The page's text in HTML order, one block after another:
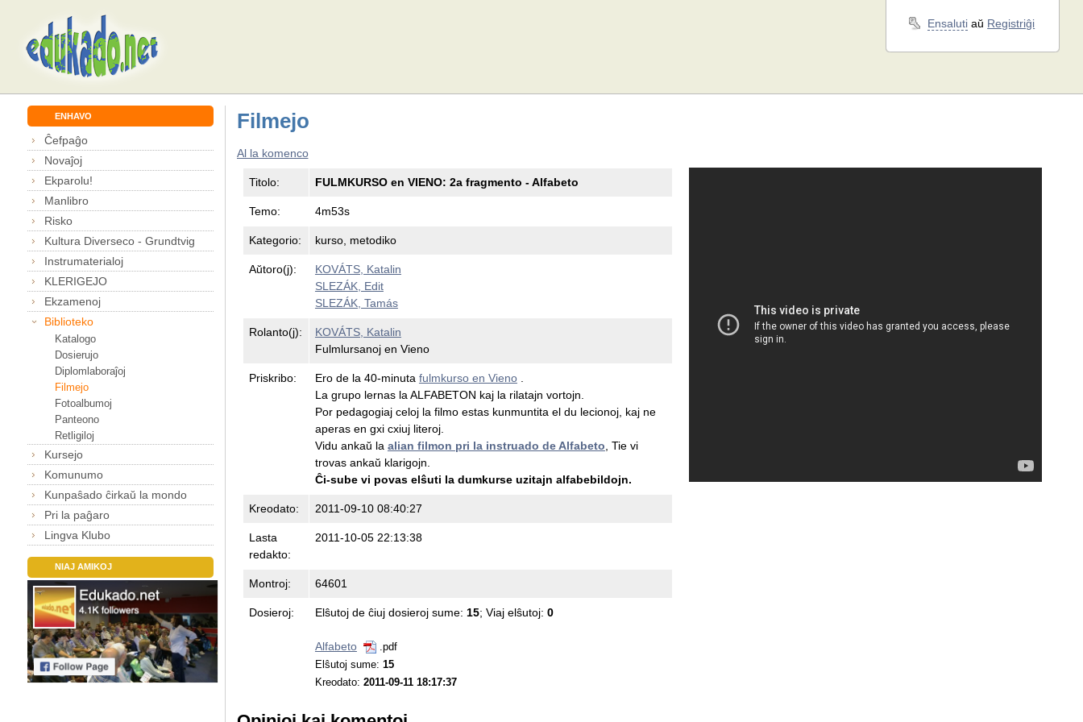
Ensaluti aŭ Registriĝi
ENHAVO
Ĉefpaĝo
Novaĵoj
Ekparolu!
Manlibro
Risko
Kultura Diverseco - Grundtvig
Instrumaterialoj
KLERIGEJO
Ekzamenoj
Biblioteko
Katalogo
Dosierujo
Diplomlaboraĵoj
Filmejo
Fotoalbumoj
Panteono
Retligiloj
Kursejo
Komunumo
Kunpaŝado ĉirkaŭ la mondo
Pri la paĝaro
Lingva Klubo
NIAJ AMIKOJ
Filmejo
Al la komenco
Titolo: FULMKURSO en VIENO: 2a fragmento - Alfabeto
Temo: 4m53s
Kategorio: kurso, metodiko
Aŭtoro(j):
KOVÁTS, Katalin
SLEZÁK, Edit
SLEZÁK, Tamás
Rolanto(j):
KOVÁTS, Katalin
Fulmlursanoj en Vieno
Priskribo: Ero de la 40-minuta fulmkurso en Vieno.
La grupo lernas la ALFABETON kaj la rilatajn vortojn.
Por pedagogiaj celoj la filmo estas kunmuntita el du lecionoj, kaj ne
aperas en gxi cxiuj literoj.
Vidu ankaŭ la alian filmon pri la instruado de Alfabeto , Tie vi
trovas ankaŭ klarigojn.
Ĉi-sube vi povas elŝuti la dumkurse uzitajn alfabebildojn.
Kreodato: 2011-09-10 08:40:27
Lasta
redakto:
2011-10-05 22:13:38
Montroj: 64601
Dosieroj: Elŝutoj de ĉiuj dosieroj sume: 15; Viaj elŝutoj: 0
Alfabeto
.pdf
Elŝutoj sume: 15
Kreodato: 2011-09-11 18:17:37